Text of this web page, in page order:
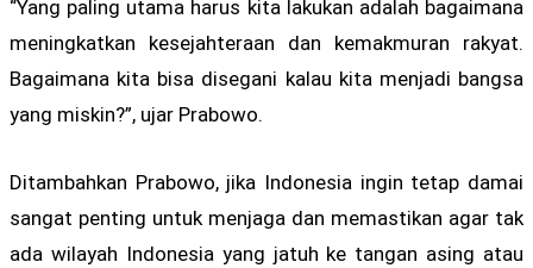
“Yang paling utama harus kita lakukan adalah bagaimana
meningkatkan kesejahteraan dan kemakmuran rakyat.
Bagaimana kita bisa disegani kalau kita menjadi bangsa
yang miskin?”, ujar Prabowo.
Ditambahkan Prabowo, jika Indonesia ingin tetap damai
sangat penting untuk menjaga dan memastikan agar tak
ada wilayah Indonesia yang jatuh ke tangan asing atau